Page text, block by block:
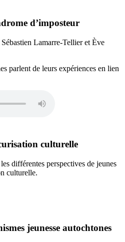
d’imposteur
Lamarre-Tellier et Ève
parlent de leurs expériences en lien
culturelle
différentes perspectives de jeunes
culturelle.
jeunesse autochtones